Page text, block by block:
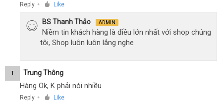
Reply ● Like
BS Thanh Thảo ADMIN
Niềm tin khách hàng là điều lớn nhất với shop chúng
tôi, Shop luôn luôn lắng nghe
T Trung Thông
Hàng Ok, K phải nói nhiều
Reply ● Like